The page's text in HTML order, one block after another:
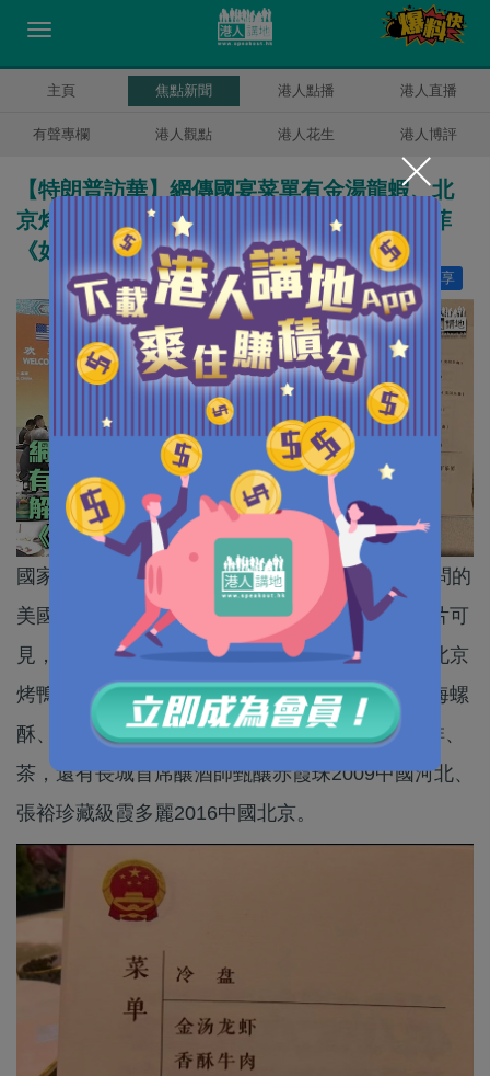
主頁 焦點新聞 港人點播 港人直播
有聲專欄 港人觀點 港人花生 港人博評
【特朗普訪華】網傳國宴菜單有金湯龍蝦、北
京烤鴨 解放軍樂團演奏《 Y.M.C.A.》 、王菲
《如願》
分享
讚好 13
國家主席習近平昨晚（14日）為來華進行國事訪問的
美國總統特朗普舉行歡迎宴會。據網上流傳的圖片可
見，宴會菜單中有冷盤、金湯龍蝦、香酥牛肉、北京
烤鴨、豆湯鮮蔬、香芥汁三文魚、冰花水煎包、海螺
酥、提拉米蘇（Tiramisu）、水果、冰淇淋、咖啡、
茶，還有長城首席釀酒師甄釀赤霞珠2009中國河北、
張裕珍藏級霞多麗2016中國北京。